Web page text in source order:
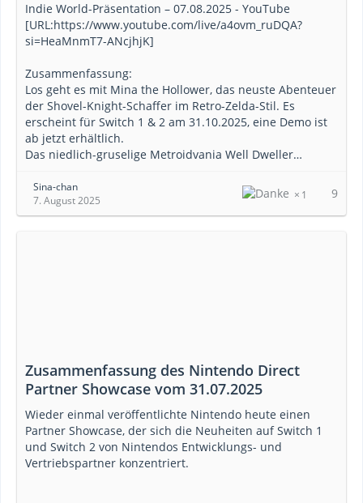
Indie World-Präsentation – 07.08.2025 - YouTube
[URL:https://www.youtube.com/live/a4ovm_ruDQA?
si=HeaMnmT7-ANcjhjK]
Zusammenfassung:
Los geht es mit Mina the Hollower, das neuste Abenteuer
der Shovel-Knight-Schaffer im Retro-Zelda-Stil. Es
erscheint für Switch 1 & 2 am 31.10.2025, eine Demo ist
ab jetzt erhältlich.
Das niedlich-gruselige Metroidvania Well Dweller…
Sina-chan
7. August 2025
1 9
Zusammenfassung des Nintendo Direct
Partner Showcase vom 31.07.2025
Wieder einmal veröffentlichte Nintendo heute einen
Partner Showcase, der sich die Neuheiten auf Switch 1
und Switch 2 von Nintendos Entwicklungs- und
Vertriebspartner konzentriert.